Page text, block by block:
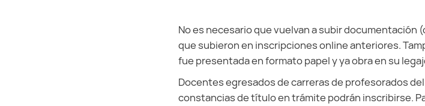
No es necesario que vuelvan a subir
que subieron en inscripciones online anteriores.
fue presentada en formato papel y ya obra en su
Docentes egresados de carreras de profesorados del
constancias de título en trámite podrán inscribirse.